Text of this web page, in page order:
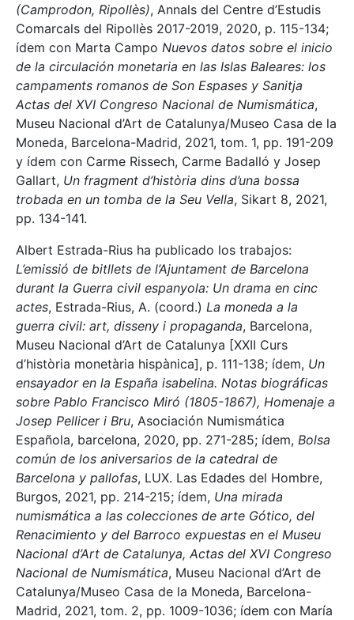
(Camprodon, Ripollès), Annals del Centre d’Estudis
Comarcals del Ripollès 2017-2019, 2020, p. 115-134;
ídem con Marta Campo Nuevos datos sobre el inicio
de la circulación monetaria en las Islas Baleares: los
campaments romanos de Son Espases y Sanitja
Actas del XVI Congreso Nacional de Numismática,
Museu Nacional d’Art de Catalunya/Museo Casa de la
Moneda, Barcelona-Madrid, 2021, tom. 1, pp. 191-209
y ídem con Carme Rissech, Carme Badalló y Josep
Gallart, Un fragment d’història dins d’una bossa
trobada en un tomba de la Seu Vella, Sikart 8, 2021,
pp. 134-141.
Albert Estrada-Rius ha publicado los trabajos:
L’emissió de bitllets de l’Ajuntament de Barcelona
durant la Guerra civil espanyola: Un drama en cinc
actes, Estrada-Rius, A. (coord.) La moneda a la
guerra civil: art, disseny i propaganda, Barcelona,
Museu Nacional d’Art de Catalunya [XXII Curs
d’història monetària hispànica], p. 111-138; ídem, Un
ensayador en la España isabelina. Notas biográficas
sobre Pablo Francisco Miró (1805-1867), Homenaje a
Josep Pellicer i Bru, Asociación Numismática
Española, barcelona, 2020, pp. 271-285; ídem, Bolsa
común de los aniversarios de la catedral de
Barcelona y pallofas, LUX. Las Edades del Hombre,
Burgos, 2021, pp. 214-215; ídem, Una mirada
numismática a las colecciones de arte Gótico, del
Renacimiento y del Barroco expuestas en el Museu
Nacional d’Art de Catalunya, Actas del XVI Congreso
Nacional de Numismática, Museu Nacional d’Art de
Catalunya/Museo Casa de la Moneda, Barcelona-
Madrid, 2021, tom. 2, pp. 1009-1036; ídem con María